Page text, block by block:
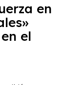
en
el